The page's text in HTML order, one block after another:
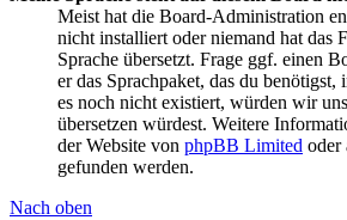
Meist hat die Board-Administration
nicht installiert oder niemand hat das
Sprache übersetzt. Frage ggf. einen
er das Sprachpaket, das du benötigst,
es noch nicht existiert, würden wir
übersetzen würdest. Weitere
der Website von phpBB Limited oder
gefunden werden.
Nach oben